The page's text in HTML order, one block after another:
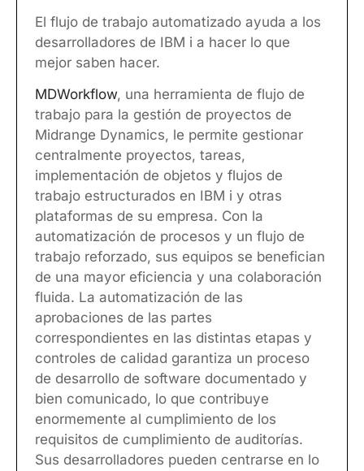
El flujo de trabajo automatizado ayuda a los
desarrolladores de IBM i a hacer lo que
mejor saben hacer.
MDWorkflow, una herramienta de flujo de
trabajo para la gestión de proyectos de
Midrange Dynamics, le permite gestionar
centralmente proyectos, tareas,
implementación de objetos y flujos de
trabajo estructurados en IBM i y otras
plataformas de su empresa. Con la
automatización de procesos y un flujo de
trabajo reforzado, sus equipos se benefician
de una mayor eficiencia y una colaboración
fluida. La automatización de las
aprobaciones de las partes
correspondientes en las distintas etapas y
controles de calidad garantiza un proceso
de desarrollo de software documentado y
bien comunicado, lo que contribuye
enormemente al cumplimiento de los
requisitos de cumplimiento de auditorías.
Sus desarrolladores pueden centrarse en lo